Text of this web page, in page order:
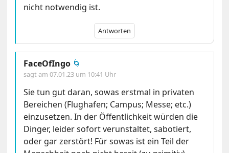
nicht notwendig ist.
Antworten
FaceOfIngo 🌀
sagt am07.01.23 um 10:41 Uhr
Sie tun gut daran, sowas erstmal in privaten
Bereichen (Flughafen; Campus; Messe; etc.)
einzusetzen. In der Öffentlichkeit würden die
Dinger, leider sofort verunstaltet, sabotiert,
oder gar zerstört! Für sowas ist ein Teil der